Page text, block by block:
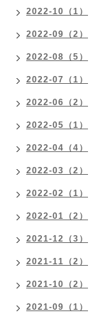
2022-10（1）
2022-09（2）
2022-08（5）
2022-07（1）
2022-06（2）
2022-05（1）
2022-04（4）
2022-03（2）
2022-02（1）
2022-01（2）
2021-12（3）
2021-11（2）
2021-10（2）
2021-09（1）